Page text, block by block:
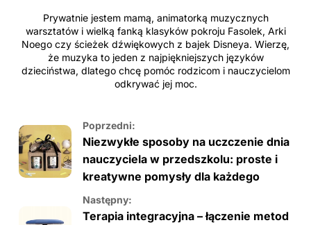
Prywatnie jestem mamą, animatorką muzycznych
warsztatów i wielką fanką klasyków pokroju Fasolek, Arki
Noego czy ścieżek dźwiękowych z bajek Disneya. Wierzę,
że muzyka to jeden z najpiękniejszych języków
dzieciństwa, dlatego chcę pomóc rodzicom i nauczycielom
odkrywać jej moc.
Poprzedni:
Niezwykłe sposoby na uczczenie dnia
nauczyciela w przedszkolu: proste i
kreatywne pomysły dla każdego
Następny:
Terapia integracyjna – łączenie metod